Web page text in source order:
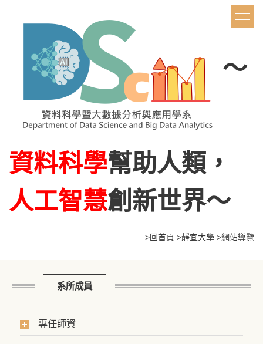
～
資料科學幫助人類，
人工智慧創新世界～
>回首頁 >靜宜大學 >網站導覽
系所成員
專任師資